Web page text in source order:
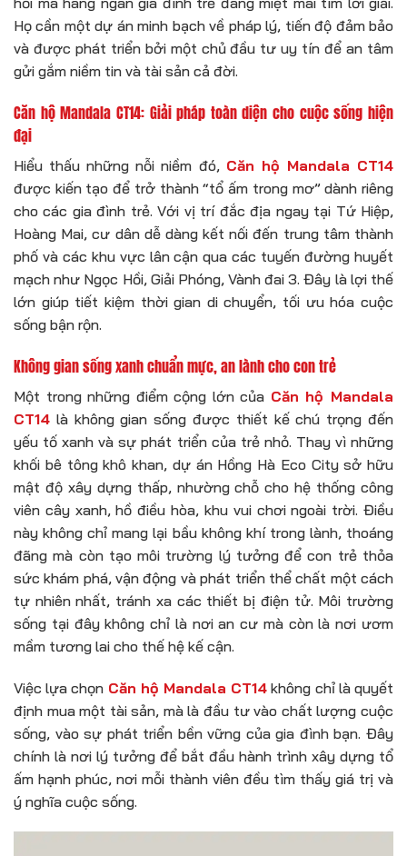
Họ cần một dự án minh bạch về pháp lý, tiến độ đảm bảo
và được phát triển bởi một chủ đầu tư uy tín để an tâm
gửi gắm niềm tin và tài sản cả đời.
Căn hộ Mandala CT14: Giải pháp toàn diện cho cuộc sống hiện
đại
Hiểu thấu những nỗi niềm đó, Căn hộ Mandala CT14
được kiến tạo để trở thành “tổ ấm trong mơ” dành riêng
cho các gia đình trẻ. Với vị trí đắc địa ngay tại Tứ Hiệp,
Hoàng Mai, cư dân dễ dàng kết nối đến trung tâm thành
phố và các khu vực lân cận qua các tuyến đường huyết
mạch như Ngọc Hồi, Giải Phóng, Vành đai 3. Đây là lợi thế
lớn giúp tiết kiệm thời gian di chuyển, tối ưu hóa cuộc
sống bận rộn.
Không gian sống xanh chuẩn mực, an lành cho con trẻ
Một trong những điểm cộng lớn của Căn hộ Mandala
CT14 là không gian sống được thiết kế chú trọng đến
yếu tố xanh và sự phát triển của trẻ nhỏ. Thay vì những
khối bê tông khô khan, dự án Hồng Hà Eco City sở hữu
mật độ xây dựng thấp, nhường chỗ cho hệ thống công
viên cây xanh, hồ điều hòa, khu vui chơi ngoài trời. Điều
này không chỉ mang lại bầu không khí trong lành, thoáng
đãng mà còn tạo môi trường lý tưởng để con trẻ thỏa
sức khám phá, vận động và phát triển thể chất một cách
tự nhiên nhất, tránh xa các thiết bị điện tử. Môi trường
sống tại đây không chỉ là nơi an cư mà còn là nơi ươm
mầm tương lai cho thế hệ kế cận.
Việc lựa chọn Căn hộ Mandala CT14 không chỉ là quyết
định mua một tài sản, mà là đầu tư vào chất lượng cuộc
sống, vào sự phát triển bền vững của gia đình bạn. Đây
chính là nơi lý tưởng để bắt đầu hành trình xây dựng tổ
ấm hạnh phúc, nơi mỗi thành viên đều tìm thấy giá trị và
ý nghĩa cuộc sống.